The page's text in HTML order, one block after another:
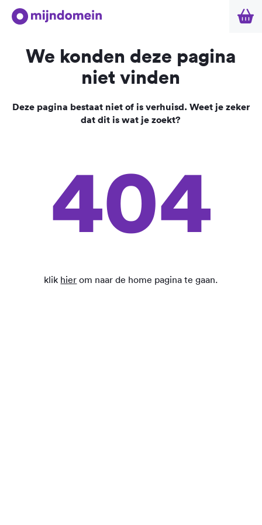
We konden deze pagina
niet vinden
Deze pagina bestaat niet of is verhuisd. Weet je zeker
dat dit is wat je zoekt?
404
klik hier om naar de home pagina te gaan.